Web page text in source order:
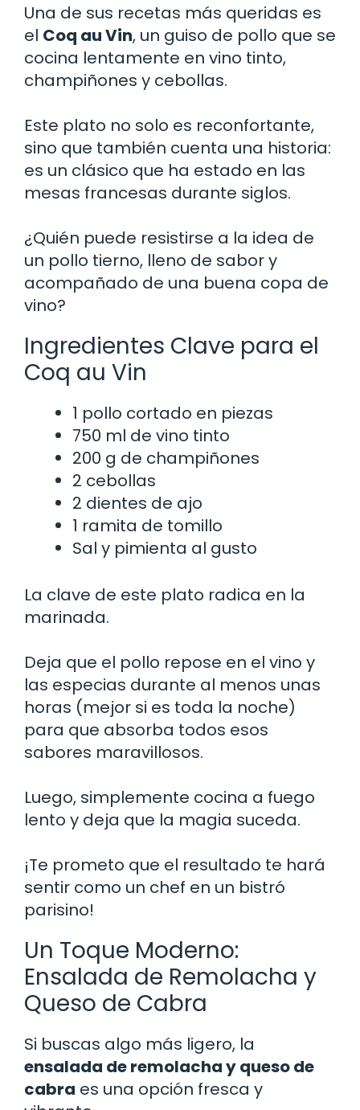
Una de sus recetas más queridas es
el Coq au Vin, un guiso de pollo que se
cocina lentamente en vino tinto,
champiñones y cebollas.
Este plato no solo es reconfortante,
sino que también cuenta una historia:
es un clásico que ha estado en las
mesas francesas durante siglos.
¿Quién puede resistirse a la idea de
un pollo tierno, lleno de sabor y
acompañado de una buena copa de
vino?
Ingredientes Clave para el
Coq au Vin
1 pollo cortado en piezas
750 ml de vino tinto
200 g de champiñones
2 cebollas
2 dientes de ajo
1 ramita de tomillo
Sal y pimienta al gusto
La clave de este plato radica en la
marinada.
Deja que el pollo repose en el vino y
las especias durante al menos unas
horas (mejor si es toda la noche)
para que absorba todos esos
sabores maravillosos.
Luego, simplemente cocina a fuego
lento y deja que la magia suceda.
¡Te prometo que el resultado te hará
sentir como un chef en un bistró
parisino!
Un Toque Moderno:
Ensalada de Remolacha y
Queso de Cabra
Si buscas algo más ligero, la
ensalada de remolacha y queso de
cabra es una opción fresca y